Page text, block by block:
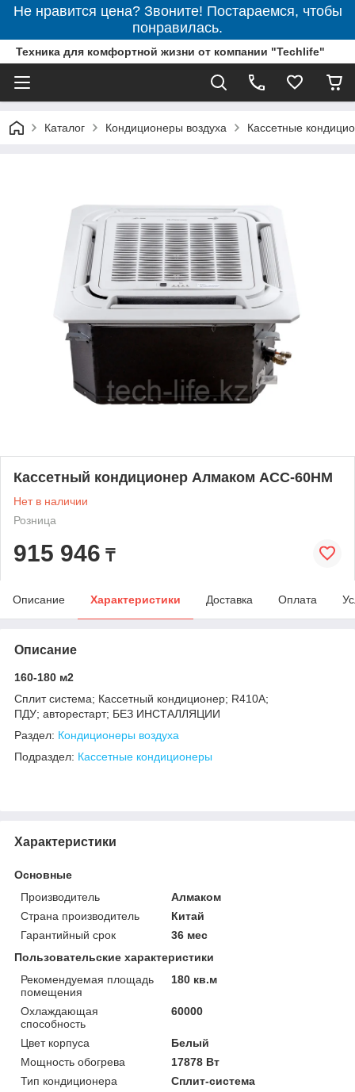
Не нравится цена? Звоните! Постараемся, чтобы
понравилась.
Техника для комфортной жизни от компании "Techlife"
Каталог Кондиционеры воздуха Кассетные
Кассетный кондиционер Алмаком ACC-60HM
Нет в наличии
Розница
915 946 ₸
Описание Характеристики Доставка Оплата
Описание
160-180 м2
Сплит система; Кассетный кондиционер; R410А;
ПДУ; авторестарт; БЕЗ ИНСТАЛЛЯЦИИ
Раздел: Кондиционеры воздуха
Подраздел: Кассетные кондиционеры
Характеристики
Основные
Производитель
Алмаком
Страна производитель
Китай
Гарантийный срок
36 мес
Пользовательские характеристики
Рекомендуемая площадь
помещения
180 кв.м
Охлаждающая
способность
60000
Цвет корпуса
Белый
Мощность обогрева
17878 Вт
Тип кондиционера
Сплит-система